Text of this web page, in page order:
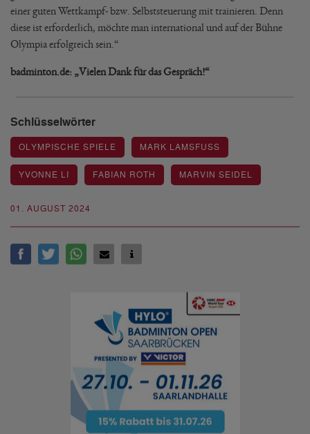
01. AUGUST 2024
einer guten Wettkampf- bzw. Selbststeuerung mit trainieren. Denn
diese ist erforderlich, möchte man international und auf der Bühne
Olympia erfolgreich sein.“
badminton.de: „Vielen Dank für das Gespräch!“
Schlüsselwörter
OLYMPISCHE SPIELE MARK LAMSFUSS
YVONNE LI FABIAN ROTH MARVIN SEIDEL